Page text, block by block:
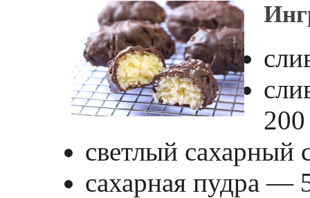
200
светлый сахарный
сахарная пудра —